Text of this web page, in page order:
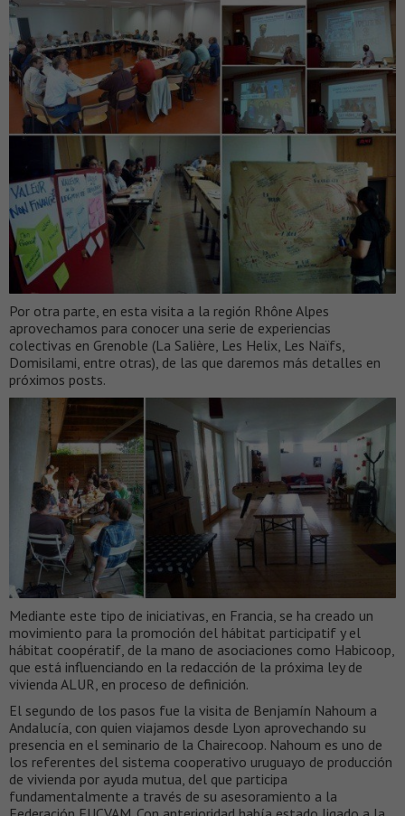
Por otra parte, en esta visita a la región Rhône Alpes
aprovechamos para conocer una serie de experiencias
colectivas en Grenoble (La Salière, Les Helix, Les Naïfs,
Domisilami, entre otras), de las que daremos más detalles en
próximos posts.
Mediante este tipo de iniciativas, en Francia, se ha creado un
movimiento para la promoción del hábitat participatif y el
hábitat coopératif, de la mano de asociaciones como Habicoop,
que está influenciando en la redacción de la próxima ley de
vivienda ALUR, en proceso de definición.
El segundo de los pasos fue la visita de Benjamín Nahoum a
Andalucía, con quien viajamos desde Lyon aprovechando su
presencia en el seminario de la Chairecoop. Nahoum es uno de
los referentes del sistema cooperativo uruguayo de producción
de vivienda por ayuda mutua, del que participa
fundamentalmente a través de su asesoramiento a la